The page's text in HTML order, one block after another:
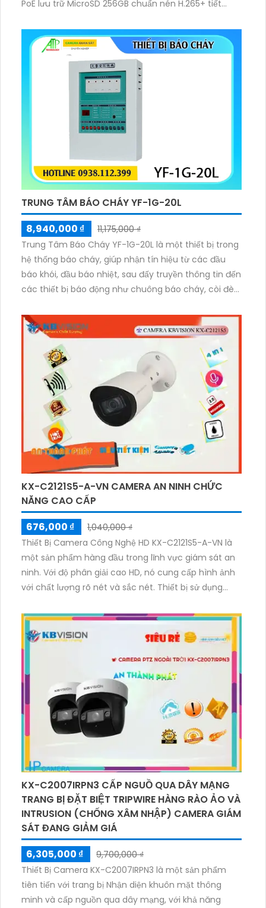
PoE lưu trữ MicroSD 256GB chuẩn nén H.265+ tiết
nhập hành vi bất thường quản lý qua VIGI App VIGI
Manager trình duyệt web giám sát sắc nét bền bỉ.
TRUNG TÂM BÁO CHÁY YF-1G-20L
8,940,000 ₫
11,175,000 ₫
Trung Tâm Báo Cháy YF-1G-20L là một thiết bị trong
hệ thống báo cháy, giúp nhận tín hiệu từ các đầu
báo khói, đầu báo nhiệt, sau đấy truyền thông tin đến
các thiết bị báo động như chuông báo cháy, còi đèn
KX-C2121S5-A-VN CAMERA AN NINH CHỨC
NĂNG CAO CẤP
676,000 ₫
1,040,000 ₫
Thiết Bị Camera Công Nghệ HD KX-C2121S5-A-VN là
một sản phẩm hàng đầu trong lĩnh vực giám sát an
ninh. Với độ phân giải cao HD, nó cung cấp hình ảnh
với chất lượng rõ nét và sắc nét. Thiết bị sử dụng
theo lịch trình. Ngoài ra, nó có khả năng ghi âm và
xem từ xa qua ứng dụng điện thoại di động. Thiết bị
cũng được trang bị các tính năng bổ sung như phát
hiện chuyển động và cảnh báo qua email hoặc ứng
dụng điện thoại. Với thiết kế nhỏ gọn, dễ dàng lắp đặt
và thích ứng với mọi môi trường, thiết bị camera này
là lựa chọn lý tưởng cho việc giám sát an ninh chất
lượng cao.
KX-C2007IRPN3 CẤP NGUỒ QUA DÂY MẠNG
TRANG BỊ ĐẶT BIỆT TRIPWIRE HÀNG RÀO ẢO VÀ
INTRUSION (CHỐNG XÂM NHẬP) CAMERA GIÁM
SÁT ĐANG GIẢM GIÁ
6,305,000 ₫
9,700,000 ₫
Thiết Bị Camera KX-C2007IRPN3 là một sản phẩm
tiên tiến với trang bị Nhận diện khuôn mặt thông
minh và cấp nguồn qua dây mạng, với khả năng